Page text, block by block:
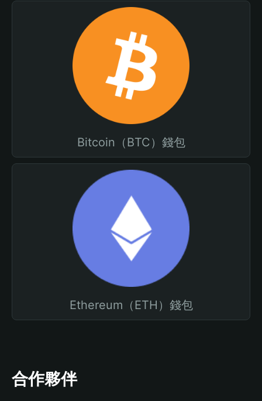
Bitcoin（BTC）錢包
Ethereum（ETH）錢包
合作夥伴